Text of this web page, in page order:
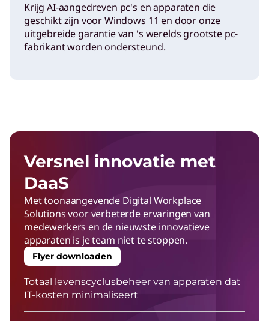
Krijg AI-aangedreven pc's en apparaten die
geschikt zijn voor Windows 11 en door onze
uitgebreide garantie van 's werelds grootste pc-
fabrikant worden ondersteund.
Versnel innovatie met
DaaS
Met toonaangevende Digital Workplace
Solutions voor verbeterde ervaringen van
medewerkers en de nieuwste innovatieve
apparaten is je team niet te stoppen.
Flyer downloaden
Totaal levenscyclusbeheer van apparaten dat
IT-kosten minimaliseert